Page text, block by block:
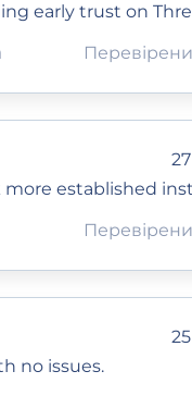
early trust on
established
no issues.